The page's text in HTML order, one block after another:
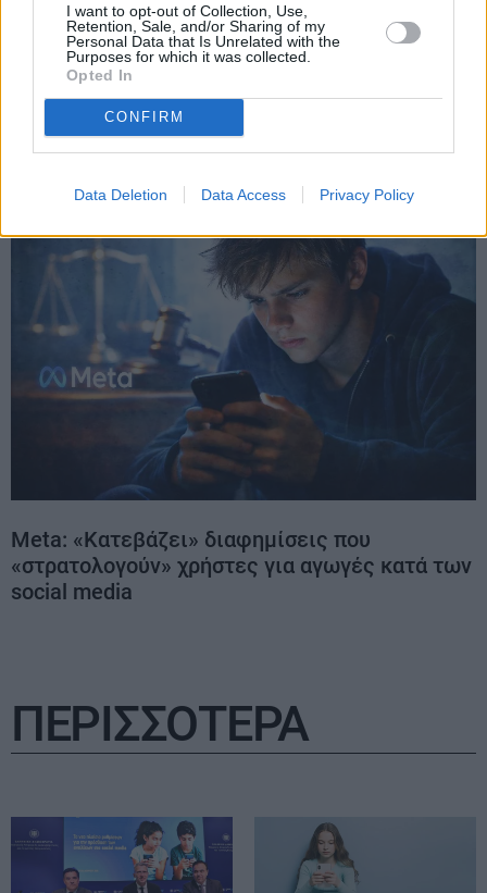
I want to opt-out of Collection, Use,
Retention, Sale, and/or Sharing of my
Personal Data that Is Unrelated with the
Purposes for which it was collected.
Opted In
CONFIRM
Data Deletion Data Access Privacy Policy
Τέλος στην «ανώνυμη» πρόσβαση ανηλίκων
online – Νέα εφαρμογή ελέγχει την ηλικία
χωρίς να αποκαλύπτει προσωπικά δεδομένα
Meta: «Κατεβάζει» διαφημίσεις που
«στρατολογούν» χρήστες για αγωγές κατά των
social media
ΠΕΡΙΣΣΟΤΕΡΑ